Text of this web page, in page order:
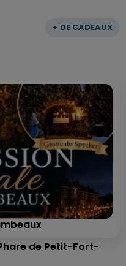
+ DE CADEAUX
de Petit-Fort-